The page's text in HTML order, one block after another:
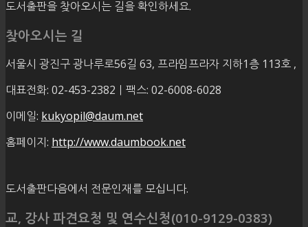
도서출판을 찾아오시는 길을 확인하세요.
찾아오시는 길
서울시 광진구 광나루로56길 63, 프라임프라자 지하1층 113호 ,
대표전화: 02-453-2382ㅣ팩스: 02-6008-6028
이메일: kukyopil@daum.net
홈페이지: http://www.daumbook.net
도서출판다음에서 전문인재를 모십니다.
교, 강사 파견요청 및 연수신청(010-9129-0383)